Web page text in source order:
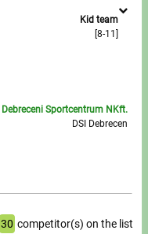
Kid team
[8-11]
Debreceni Sportcentrum NKft.
DSI Debrecen
30 competitor(s) on the list